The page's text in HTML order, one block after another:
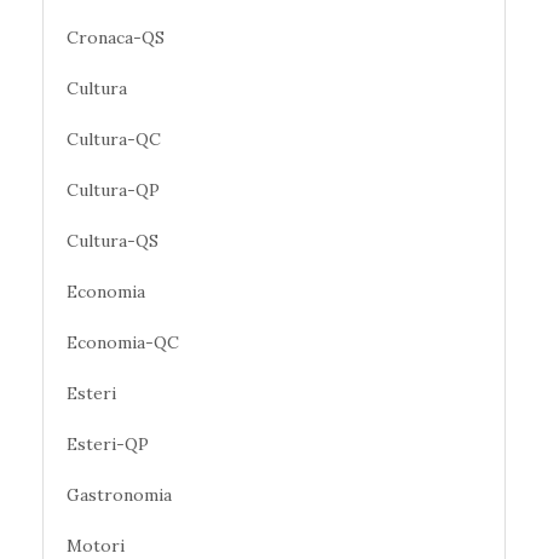
Cronaca-QS
Cultura
Cultura-QC
Cultura-QP
Cultura-QS
Economia
Economia-QC
Esteri
Esteri-QP
Gastronomia
Motori